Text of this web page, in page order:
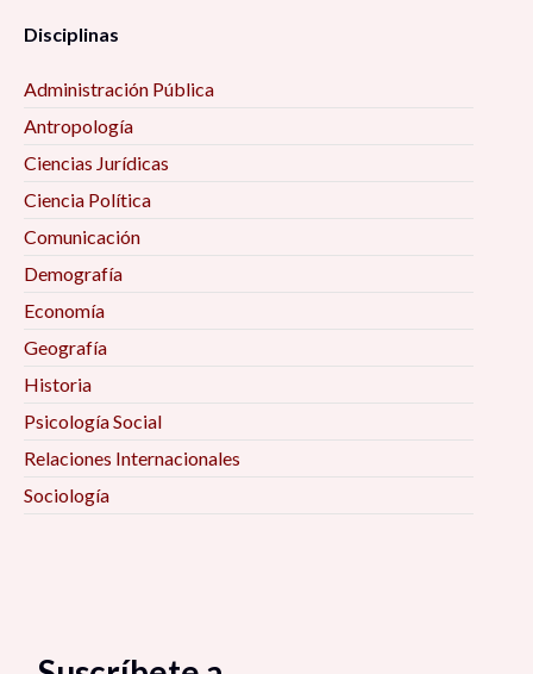
Disciplinas
Administración Pública
Antropología
Ciencias Jurídicas
Ciencia Política
Comunicación
Demografía
Economía
Geografía
Historia
Psicología Social
Relaciones Internacionales
Sociología